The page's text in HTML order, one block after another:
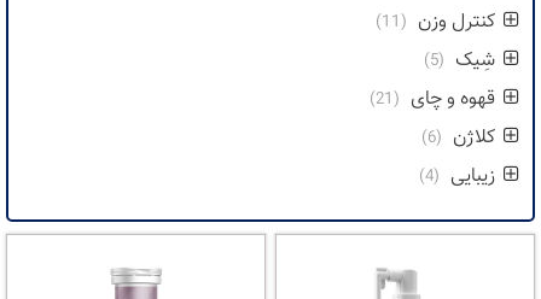
کنترل وزن (11)
شِیک (5)
قهوه و چای (21)
کلاژن (6)
زیبایی (4)